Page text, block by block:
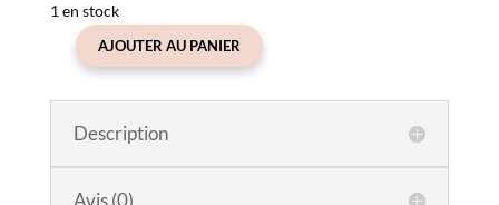
1 en stock
quantité
tétine
en
silicone
AJOUTER AU PANIER
Description
Avis (0)